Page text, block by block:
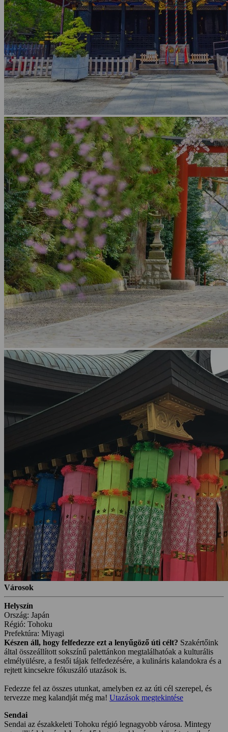
Városok
Helyszín
Ország: Japán
Régió: Tohoku
Prefektúra: Miyagi
Készen áll, hogy felfedezze ezt a lenyűgöző úti célt? Szakértőink
által összeállított sokszínű palettánkon megtalálhatóak a kulturális
elmélyülésre, a festői tájak felfedezésére, a kulináris kalandokra és a
rejtett kincsekre fókuszáló utazások is.
Fedezze fel az összes utunkat, amelyben ez az úti cél szerepel, és
tervezze meg kalandját még ma! Utazások megtekintése
Sendai
Sendai az északkeleti Tohoku régió legnagyobb városa. Mintegy